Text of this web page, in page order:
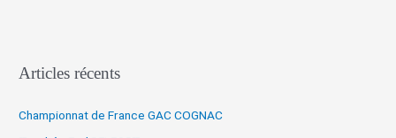
e
c
Articles récents
Championnat de France GAC COGNAC